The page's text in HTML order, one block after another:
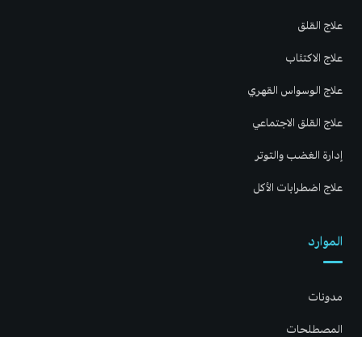
علاج القلق
علاج الاكتئاب
علاج الوسواس القهري
علاج القلق الاجتماعي
إدارة الغضب والتوتر
علاج اضطرابات الأكل
الموارد
مدونات
المصطلحات